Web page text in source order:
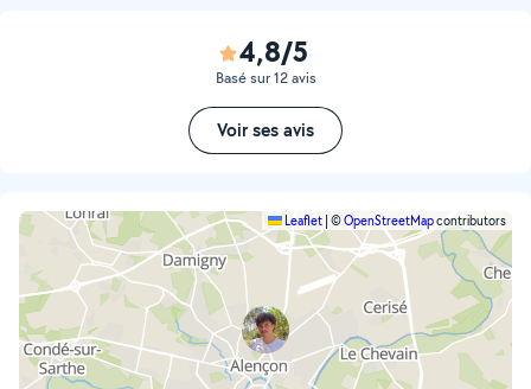
4,8/5
Basé sur 12 avis
Voir ses avis
Leaflet ©OpenStreetMapcontributors